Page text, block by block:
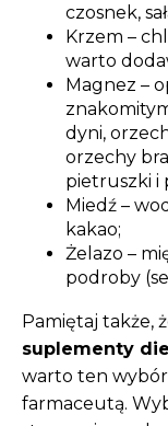
czosnek,
Krzem –
warto
Magnez –
dyni,
orzechy
pietruszki i
Miedź –
kakao;
Żelazo –
podroby
Pamiętaj także,
suplementy
warto ten
farmaceutą.